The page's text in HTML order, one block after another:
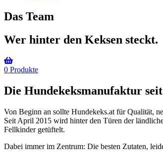
Das Team
Wer hinter den Keksen steckt.
0 Produkte
Die Hundekeksmanufaktur
Von Beginn an sollte Hundekeks.at für Qualität,
Seit April 2015 wird hinter den Türen der
Fellkinder getüftelt.
Dabei immer im Zentrum: Die besten Zutaten,